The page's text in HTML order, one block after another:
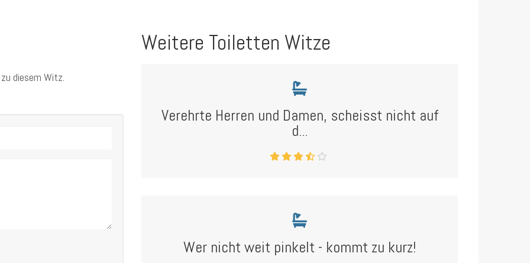
diesem Witz.
Weitere Toiletten Witze
Verehrte Herren und Damen, scheisst nicht auf
d...
Wer nicht weit pinkelt - kommt zu kurz!